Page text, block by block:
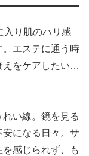
入り肌のハリ感
エステに通う時
えをケアしたい…
い線。鏡を見る
になる日々。サ
感じられず、も